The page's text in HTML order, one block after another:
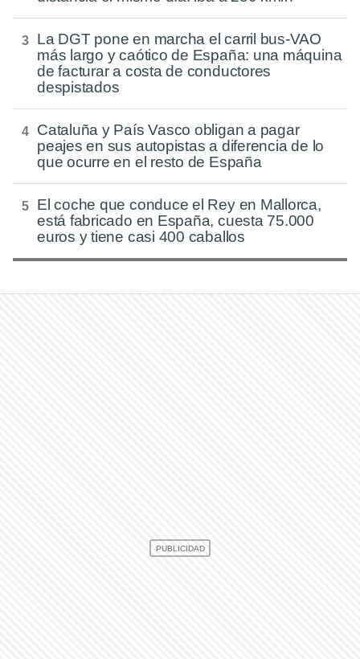
La DGT pone en marcha el carril bus-VAO
más largo y caótico de España: una máquina
de facturar a costa de conductores
despistados
Cataluña y País Vasco obligan a pagar
peajes en sus autopistas a diferencia de lo
que ocurre en el resto de España
El coche que conduce el Rey en Mallorca,
está fabricado en España, cuesta 75.000
euros y tiene casi 400 caballos